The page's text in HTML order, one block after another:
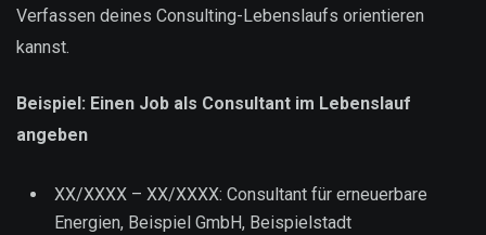
Verfassen deines Consulting-Lebenslaufs orientieren
kannst.
Beispiel: Einen Job als Consultant im Lebenslauf
angeben
XX/XXXX – XX/XXXX: Consultant für erneuerbare
Energien, Beispiel GmbH, Beispielstadt